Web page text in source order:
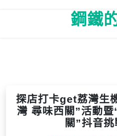
鋼鐵
探店打卡get荔灣生
灣 尋味西關”活動
關”抖音